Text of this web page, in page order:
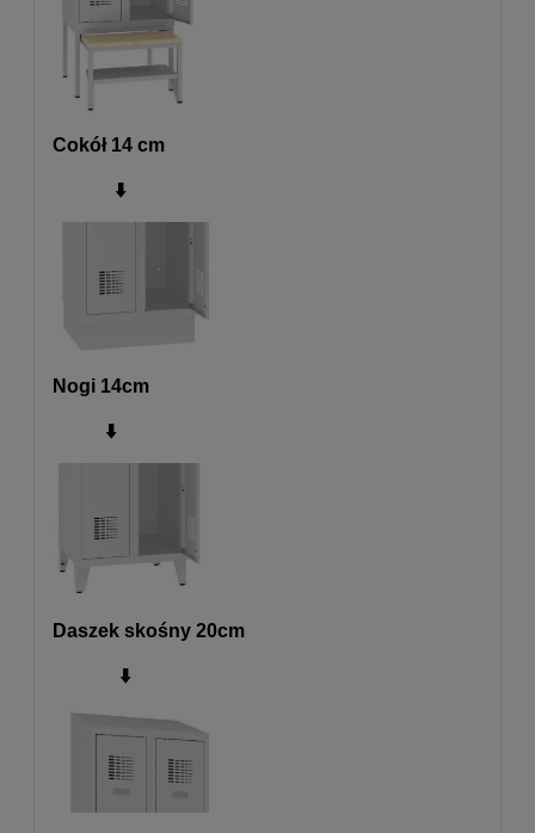
Cokół 14 cm
⬇️
Nogi 14cm
⬇️
Daszek skośny 20cm
⬇️